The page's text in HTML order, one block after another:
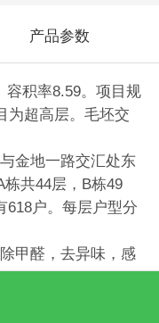
产品参数
容积率8.59。项目规
为超高层。毛坯交
金地一路交汇处东
共44层，B栋49
618户。每层户型分
甲醛，去异味，感